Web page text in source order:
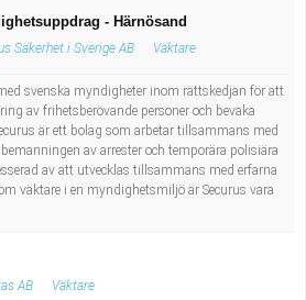
- Härnösand
Säkerhet i Sverige AB Väktare
svenska myndigheter inom rättskedjan för att
av frihetsberövande personer och bevaka
är ett bolag som arbetar tillsammans med
av arrester och temporära polisiära
av att utvecklas tillsammans med erfarna
väktare i en myndighetsmiljö är Securus vara
AB Väktare